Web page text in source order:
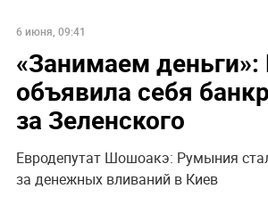
6 июня, 09:41
«Занимаем
объявила себя
за Зеленского
Евродепутат Шошоакэ: Румыния
за денежных вливаний в Киев